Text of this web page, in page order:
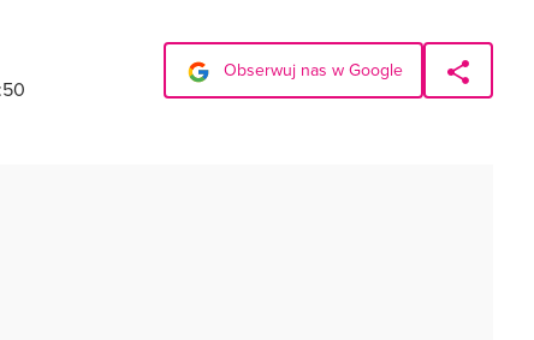
Obserwuj nas w Google